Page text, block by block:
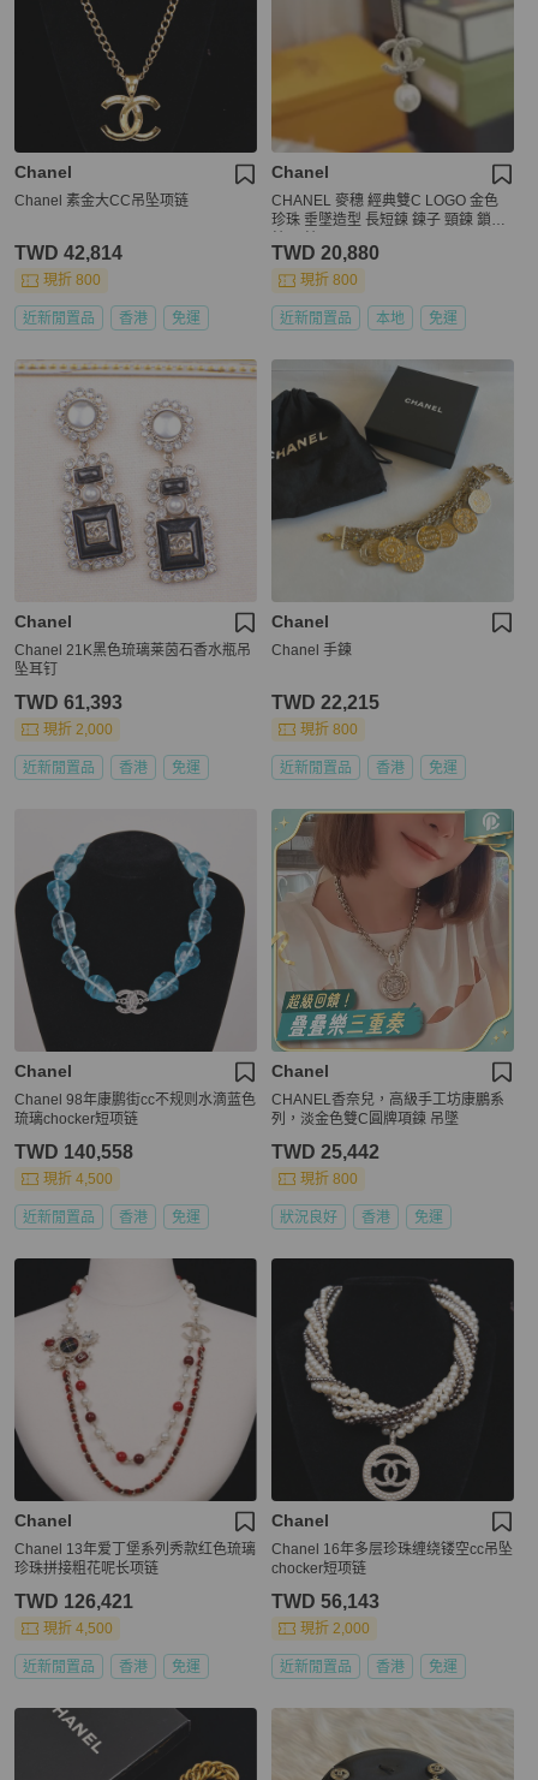
Chanel
Chanel 素金大CC吊坠项链
TWD 42,814
現折 800
近新閒置品 香港 免運
Chanel
CHANEL 麥穗 經典雙C LOGO 金色
珍珠 垂墜造型 長短鍊 鍊子 頸鍊 鎖骨
TWD 20,880
現折 800
近新閒置品 本地 免運
Chanel
Chanel 21K黑色琉璃莱茵石香水瓶吊
坠耳钉
TWD 61,393
現折 2,000
近新閒置品 香港 免運
Chanel
Chanel 手鍊
TWD 22,215
現折 800
近新閒置品 香港 免運
Chanel
Chanel 98年康鹏街cc不规则水滴蓝色
琉璃chocker短项链
TWD 140,558
現折 4,500
近新閒置品 香港 免運
Chanel
CHANEL香奈兒，高級手工坊康鵬系
列，淡金色雙C圓牌項鍊 吊墜
TWD 25,442
現折 800
狀況良好 香港 免運
Chanel
Chanel 13年爱丁堡系列秀款红色琉璃
珍珠拼接粗花呢长项链
TWD 126,421
現折 4,500
近新閒置品 香港 免運
Chanel
Chanel 16年多层珍珠缠绕镂空cc吊坠
chocker短项链
TWD 56,143
現折 2,000
近新閒置品 香港 免運